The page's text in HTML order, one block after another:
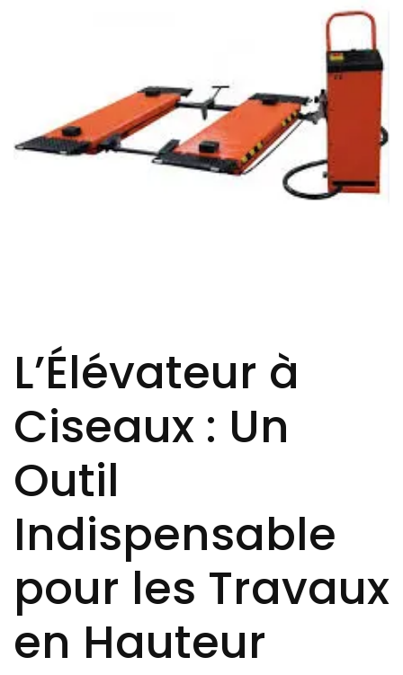
L’Élévateur à
Ciseaux : Un
Outil
Indispensable
pour les Travaux
en Hauteur